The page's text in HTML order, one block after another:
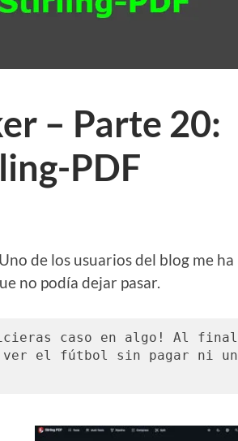
– Parte 20:
PDF
de los usuarios del blog me ha
no podía dejar pasar.
caso en algo! Al final
ver el fútbol sin pagar ni un